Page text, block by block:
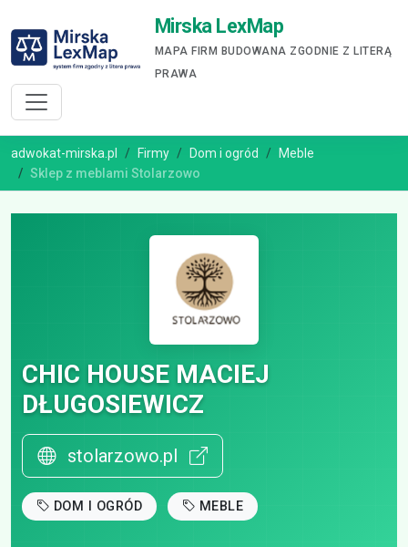
Mirska LexMap
MAPA FIRM BUDOWANA ZGODNIE Z LITERĄ
PRAWA
adwokat-mirska.pl Firmy Dom i ogród
Meble
Sklep z meblami Stolarzowo
CHIC HOUSE MACIEJ
DŁUGOSIEWICZ
stolarzowo.pl
DOM I OGRÓD MEBLE